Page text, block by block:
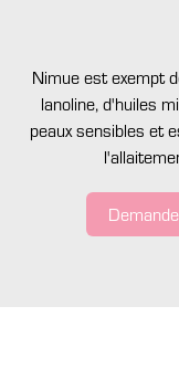
Nimue est exempt
lanoline, d'huiles
peaux sensibles et